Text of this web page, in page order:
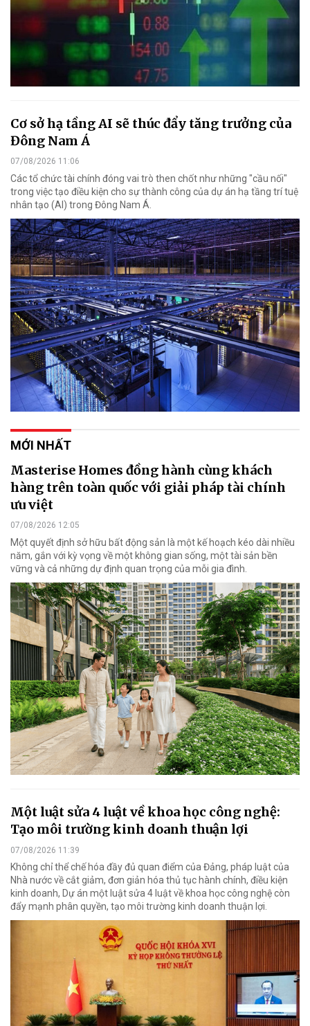
Cơ sở hạ tầng AI sẽ thúc đẩy tăng trưởng của
Đông Nam Á
07/08/2026 11:06
Các tổ chức tài chính đóng vai trò then chốt như những "cầu nối"
trong việc tạo điều kiện cho sự thành công của dự án hạ tầng trí tuệ
nhân tạo (AI) trong Đông Nam Á.
MỚI NHẤT
Masterise Homes đồng hành cùng khách
hàng trên toàn quốc với giải pháp tài chính
ưu việt
07/08/2026 12:05
Một quyết định sở hữu bất động sản là một kế hoạch kéo dài nhiều
năm, gắn với kỳ vọng về một không gian sống, một tài sản bền
vững và cả những dự định quan trọng của mỗi gia đình.
Một luật sửa 4 luật về khoa học công nghệ:
Tạo môi trường kinh doanh thuận lợi
07/08/2026 11:39
Không chỉ thể chế hóa đầy đủ quan điểm của Đảng, pháp luật của
Nhà nước về cắt giảm, đơn giản hóa thủ tục hành chính, điều kiện
kinh doanh, Dự án một luật sửa 4 luật về khoa học công nghệ còn
đẩy mạnh phân quyền, tạo môi trường kinh doanh thuận lợi.